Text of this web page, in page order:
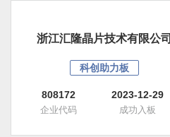
浙江汇隆晶片技术有限公司
科创助力板
808172
企业代码
2023-12-29
成功入板